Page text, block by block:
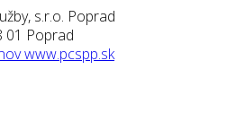
s.r.o. Poprad
01 Poprad
www.pcspp.sk